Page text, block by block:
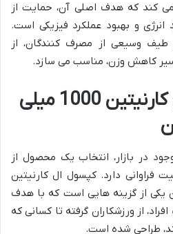
می کند که هدف اصلی آن، حمایت از
انرژی و بهبود عملکرد فیزیکی است.
طیف وسیعی از مصرف کنندگان، از
مسیر کاهش وزن، مناسب می سازد.
معرفی کپسول ال کارنیتین 1000 میلی
در بازار، انتخاب یک محصول از
فراوانی دارد. کپسول ال کارنیتین
یکی از گزینه هایی است که با هدف
از ورزشکاران گرفته تا کسانی که
طراحی شده است.